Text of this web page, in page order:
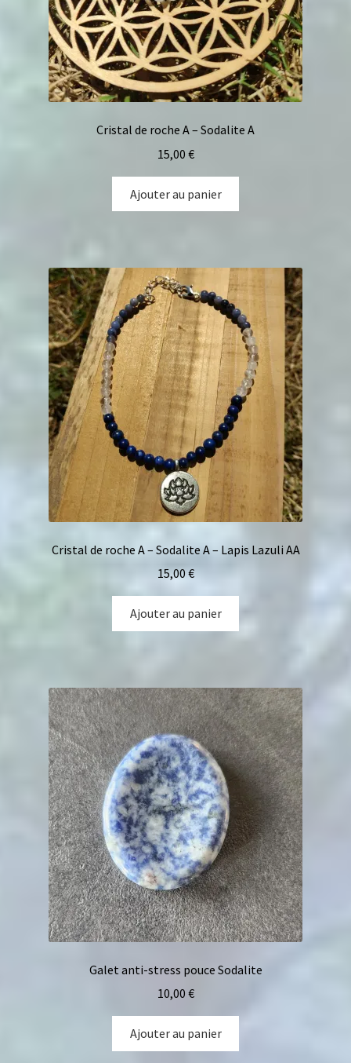
Cristal de roche A – Sodalite A
15,00 €
Ajouter au panier
Cristal de roche A – Sodalite A – Lapis Lazuli AA
15,00€
Ajouter au panier
Galet anti-stress pouce Sodalite
10,00 €
Ajouter au panier